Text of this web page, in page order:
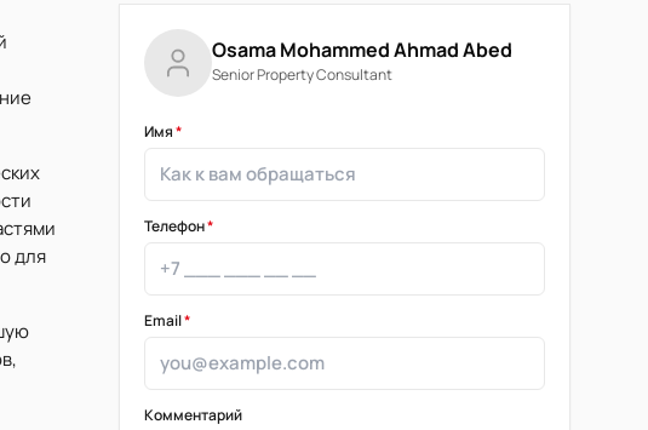
для
Osama Mohammed Ahmad Abed
Senior Property Consultant
Имя*
Телефон*
Email*
Комментарий